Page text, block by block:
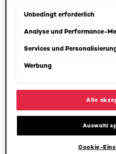
Revitalift
Filler Glass Skin
Feuchtigkeitsfluid
PRODUKT ANZEIGEN
ebenfalls möglich und
angepasst werden. Für weitere
Unbedingt erforderlich
Analyse und Performance-
Services und
Werbung
Alle
Auswahl
Cookie-